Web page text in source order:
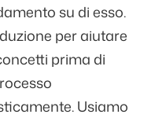
su di esso.
per aiutare
prima di
Usiamo